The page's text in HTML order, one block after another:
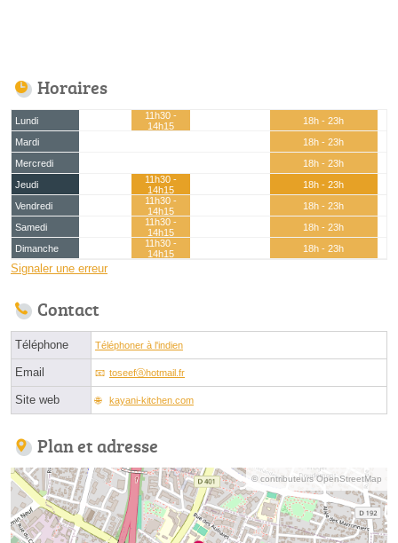
Horaires
Lundi
11h30 -
14h15
18h - 23h
Mardi
18h - 23h
Mercredi
18h - 23h
Jeudi
11h30 -
14h15
18h - 23h
Vendredi
11h30 -
14h15
18h - 23h
Samedi
11h30 -
14h15
18h - 23h
Dimanche
11h30 -
14h15
18h - 23h
Signaler une erreur
Contact
Téléphone Téléphoner à l'indien
Email toseefⓐhotmail.fr
Site web kayani-kitchen.com
Plan et adresse
© contributeurs OpenStreetMap